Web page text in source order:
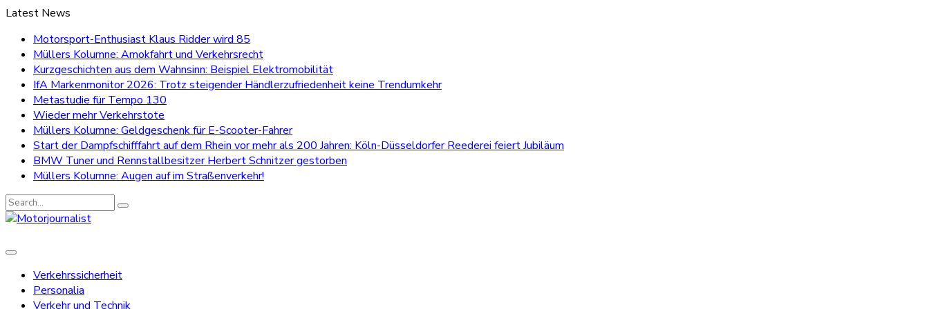
Latest News
Motorsport-Enthusiast Klaus Ridder wird 85
Müllers Kolumne: Amokfahrt und Verkehrsrecht
Kurzgeschichten aus dem Wahnsinn: Beispiel Elektromobilität
IfA Markenmonitor 2026: Trotz steigender Händlerzufriedenheit keine Trendumkehr
Metastudie für Tempo 130
Wieder mehr Verkehrstote
Müllers Kolumne: Geldgeschenk für E-Scooter-Fahrer
Start der Dampfschifffahrt auf dem Rhein vor mehr als 200 Jahren: Köln-Düsseldorfer Reederei feiert Jubiläum
BMW Tuner und Rennstallbesitzer Herbert Schnitzer gestorben
Müllers Kolumne: Augen auf im Straßenverkehr!
Search
for:
Verkehrssicherheit
Personalia
Verkehr und Technik